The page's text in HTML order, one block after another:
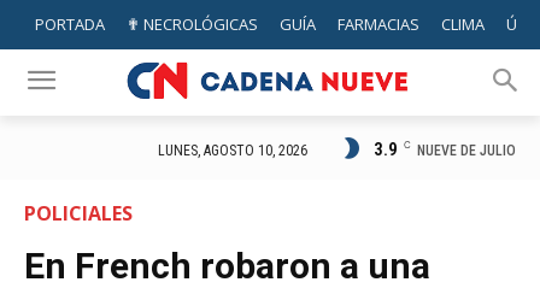
PORTADA ✟ NECROLÓGICAS GUÍA FARMACIAS CLIMA
LUNES, AGOSTO 10, 2026 3.9 C NUEVE DE JULIO
POLICIALES
En French robaron a una